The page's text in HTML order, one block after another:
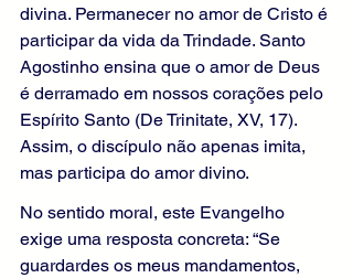
divina. Permanecer no amor de Cristo é
participar da vida da Trindade. Santo
Agostinho ensina que o amor de Deus
é derramado em nossos corações pelo
Espírito Santo (De Trinitate, XV, 17).
Assim, o discípulo não apenas imita,
mas participa do amor divino.
No sentido moral, este Evangelho
exige uma resposta concreta: “Se
guardardes os meus mandamentos,